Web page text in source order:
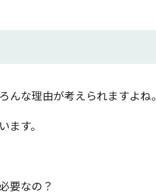
んな理由が考えられますよね。
す。
要なの？